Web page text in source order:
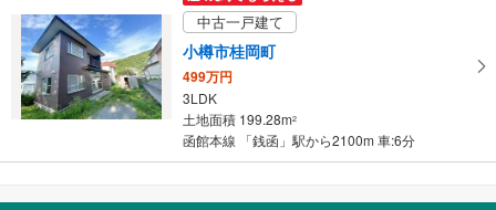
中古一戸建て
小樽市桂岡町
499万円
3LDK
土地面積 199.28m2
函館本線 「銭函」駅から2100m 車:6分